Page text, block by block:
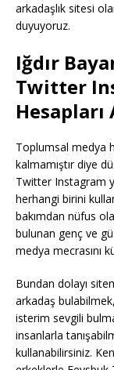
arkadaşlık sitesi
duyuyoruz.
Iğdır
Twitter
Toplumsal medya
kalmamıştır diye
Twitter Instagram
herhangi birini
bakımdan nüfus
bulunan genç ve
medya mecrasını
Bundan dolayı
arkadaş
isterim sevgili
insanlarla
kullanabilirsiniz.